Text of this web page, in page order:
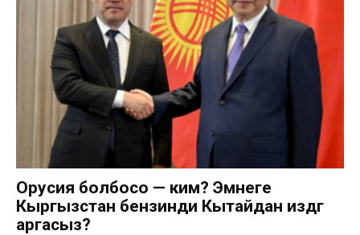
Орусия болбосо — ким? Эмнеге
Кыргызстан бензинди Кытайдан издөөгө
аргасыз?